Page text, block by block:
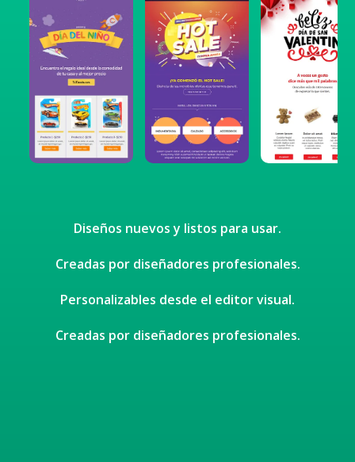
Diseños nuevos y listos para usar.
Creadas por diseñadores profesionales.
Personalizables desde el editor visual.
Creadas por diseñadores profesionales.